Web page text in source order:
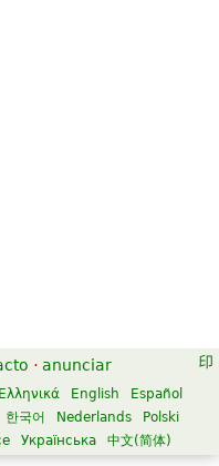
· anunciar
Ελληνικά English
Español
한국어 Nederlands
Polski
Українська 中文(简体)